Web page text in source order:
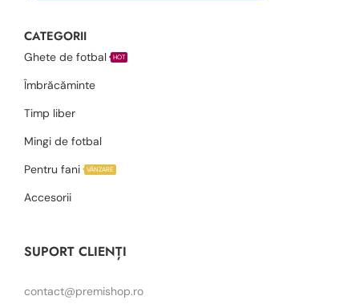
CATEGORII
Ghete de fotbal HOT
Îmbrăcăminte
Timp liber
Mingi de fotbal
Pentru fani
VÂNZARE
Accesorii
SUPORT CLIENȚI
contact@premishop.ro